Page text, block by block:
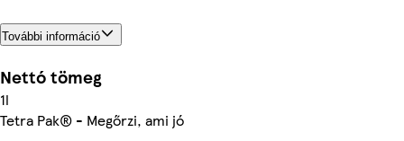
További információ
Nettó tömeg
1l
Tetra Pak® - Megőrzi, ami jó